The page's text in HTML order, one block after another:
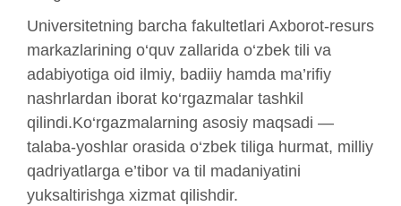
Universitetning barcha fakultetlari Axborot-resurs
markazlarining o‘quv zallarida o‘zbek tili va
adabiyotiga oid ilmiy, badiiy hamda ma’rifiy
nashrlardan iborat ko‘rgazmalar tashkil
qilindi.Ko‘rgazmalarning asosiy maqsadi —
talaba-yoshlar orasida o‘zbek tiliga hurmat, milliy
qadriyatlarga e’tibor va til madaniyatini
yuksaltirishga xizmat qilishdir.